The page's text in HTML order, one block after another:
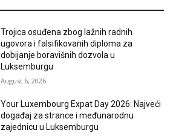
Trojica osuđena zbog lažnih radnih
ugovora i falsifikovanih diploma za
dobijanje boravišnih dozvola u
Luksemburgu
August 6, 2026
Your Luxembourg Expat Day 2026: Najveći
događaj za strance i međunarodnu
zajednicu u Luksemburgu